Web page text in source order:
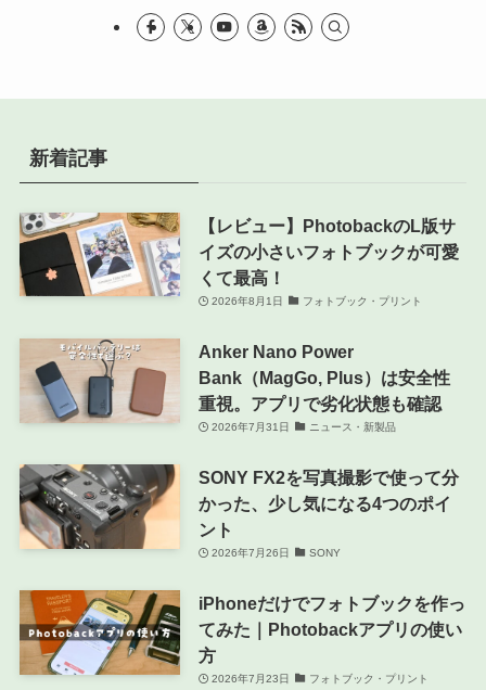
新着記事
【レビュー】PhotobackのL版サ
イズの小さいフォトブックが可愛
くて最高！
2026年8月1日 フォトブック・プリント
Anker Nano Power
Bank（MagGo, Plus）は安全性
重視。アプリで劣化状態も確認
2026年7月31日 ニュース・新製品
SONY FX2を写真撮影で使って分
かった、少し気になる4つのポイ
ント
2026年7月26日 SONY
iPhoneだけでフォトブックを作っ
てみた｜Photobackアプリの使い
方
2026年7月23日 フォトブック・プリント